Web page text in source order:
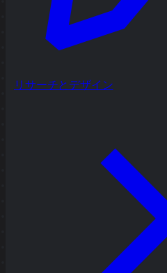
リサーチとデザイン